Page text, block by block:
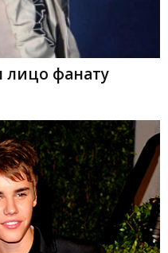
лицо фанату